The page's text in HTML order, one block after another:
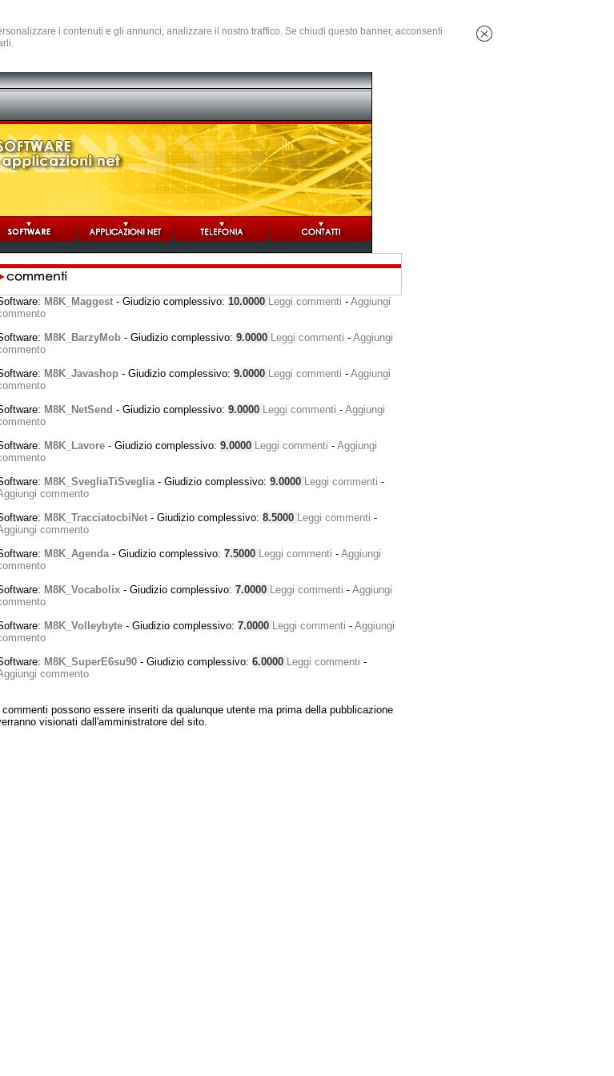
i contenuti e gli annunci, analizzare il nostro traffico. Se chiudi questo banner, acconsenti
M8K_Maggest- Giudizio complessivo: 10.0000 Leggi commenti - Aggiungi
M8K_BarzyMob- Giudizio complessivo: 9.0000 Leggi commenti - Aggiungi
M8K_Javashop- Giudizio complessivo: 9.0000 Leggi commenti - Aggiungi
M8K_NetSend - Giudizio complessivo: 9.0000 Leggi commenti - Aggiungi
M8K_Lavore- Giudizio complessivo: 9.0000 Leggi commenti - Aggiungi
M8K_SvegliaTiSveglia- Giudizio complessivo: 9.0000 Leggi commenti -
commento
M8K_TracciatocbiNet- Giudizio complessivo: 8.5000 Leggi commenti -
commento
M8K_Agenda- Giudizio complessivo: 7.5000 Leggi commenti - Aggiungi
M8K_Vocabolix- Giudizio complessivo: 7.0000 Leggi commenti - Aggiungi
M8K_Volleybyte- Giudizio complessivo: 7.0000 Leggi commenti - Aggiungi
M8K_SuperE6su90- Giudizio complessivo: 6.0000 Leggi commenti -
commento
I commenti possono essere inseriti da qualunque utente ma prima della pubblicazione
visionati dall'amministratore del sito.